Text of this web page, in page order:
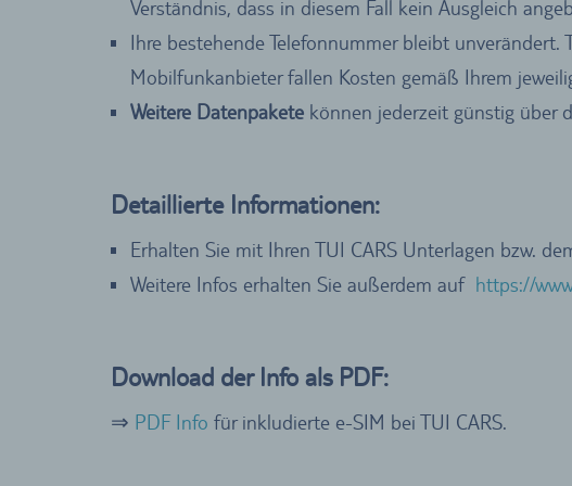
Verständnis, dass in diesem Fall kein Ausgleich
Ihre bestehende Telefonnummer bleibt
Mobilfunkanbieter fallen Kosten gemäß Ihrem
Weitere Datenpaketekönnen jederzeit günstig über
Detaillierte Informationen:
Erhalten Sie mit Ihren TUI CARS Unterlagen bzw.
Weitere Infos erhalten Sie außerdem auf https://
Download der Info als PDF:
⇒ PDF Info für inkludierte e-SIM bei TUI CARS.